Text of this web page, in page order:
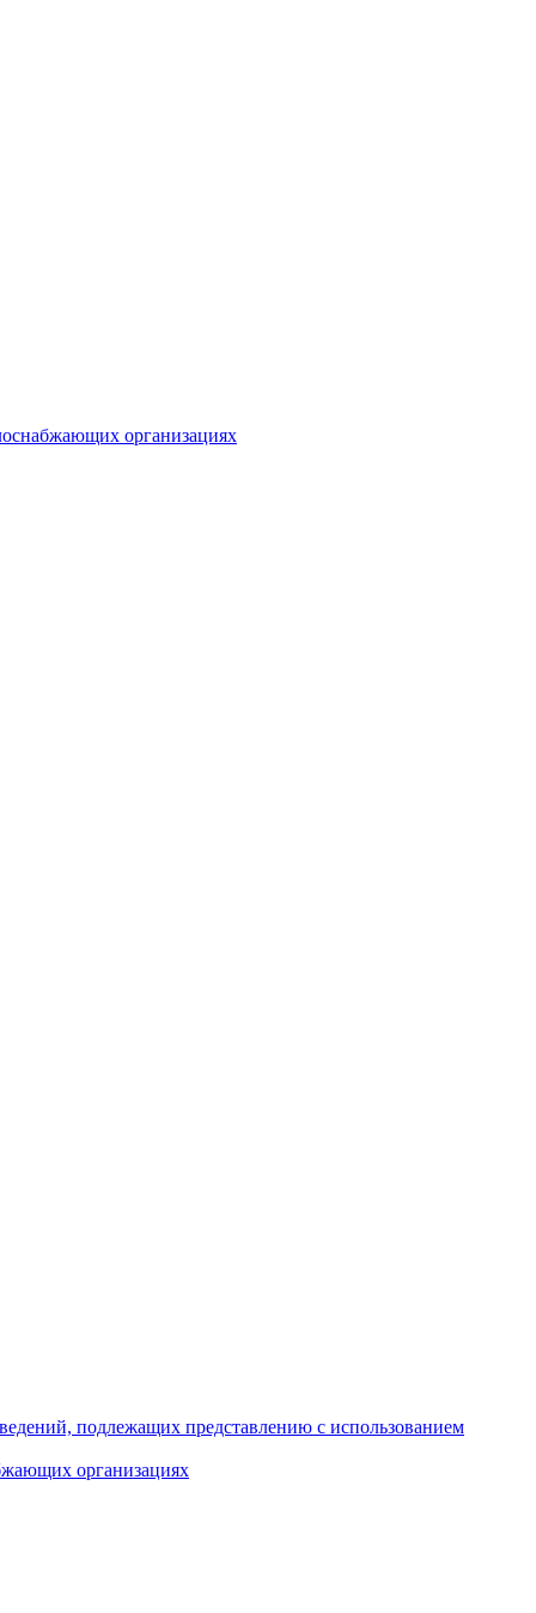
организациях
подлежащих представлению с использованием
организациях